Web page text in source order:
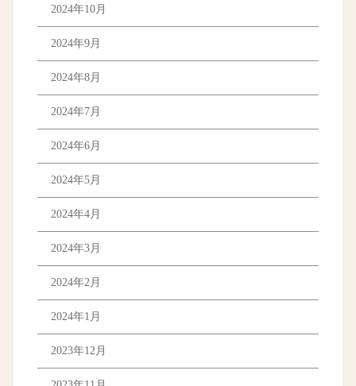
2024年10月
2024年9月
2024年8月
2024年7月
2024年6月
2024年5月
2024年4月
2024年3月
2024年2月
2024年1月
2023年12月